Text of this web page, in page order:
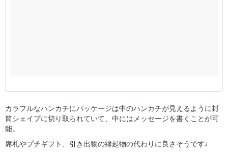
カラフルなハンカチにパッケージは中のハンカチが見えるように封
筒シェイプに切り取られていて、中にはメッセージを書くことが可
能。
席札やプチギフト、引き出物の縁起物の代わりに良さそうです♩